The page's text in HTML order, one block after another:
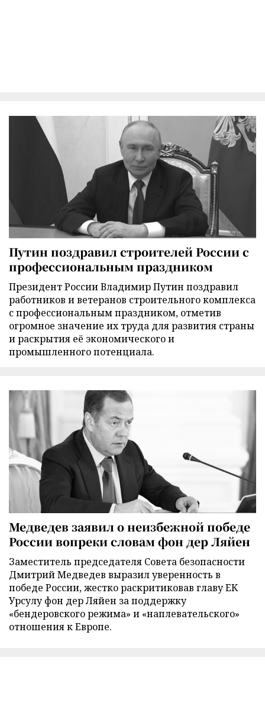
Путин поздравил строителей России с
профессиональным праздником
Президент России Владимир Путин поздравил
работников и ветеранов строительного комплекса
с профессиональным праздником, отметив
огромное значение их труда для развития страны
и раскрытия её экономического и
промышленного потенциала.
Медведев заявил о неизбежной победе
России вопреки словам фон дер Ляйен
Заместитель председателя Совета безопасности
Дмитрий Медведев выразил уверенность в
победе России, жестко раскритиковав главу ЕК
Урсулу фон дер Ляйен за поддержку
«бендеровского режима» и «наплевательского»
отношения к Европе.